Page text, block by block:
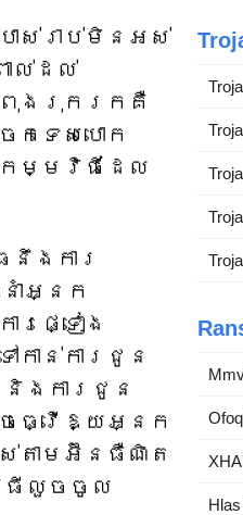
ាស់រាប់មិនអស់
ាល់ដល់
ពុងរុករកគឺ
កទេសបោក
ម្មវិធីដែល
នឹងការ
ាំអ្នក
ផ្ទៀង
កាន់ការជូន
ងការជូន
ចធ្វើឱ្យអ្នក
ស់តាមអ៊ីនធឺណិត
ធីលួចចូល